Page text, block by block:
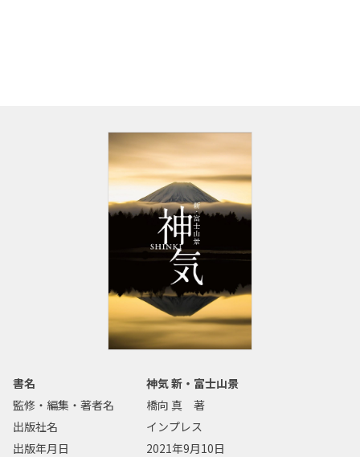
書名
神気 新・富士山景
監修・編集・著者名
橋向 真 著
出版社名
インプレス
出版年月日
2021年9月10日